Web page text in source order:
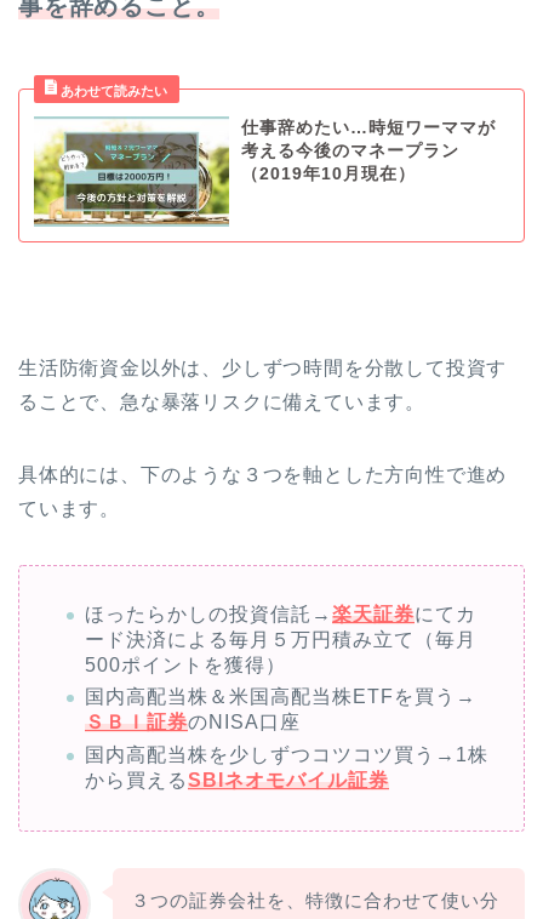
事を辞めること。
仕事辞めたい…時短ワーママが
考える今後のマネープラン
（2019年10月現在）
生活防衛資金以外は、少しずつ時間を分散して投資す
ることで、急な暴落リスクに備えています。
具体的には、下のような３つを軸とした方向性で進め
ています。
ほったらかしの投資信託→ 楽天証券にてカ
ード決済による毎月５万円積み立て（毎月
500ポイントを獲得）
国内高配当株＆米国高配当株ETFを買う→
ＳＢＩ証券のNISA口座
国内高配当株を少しずつコツコツ買う→1株
から買えるSBIネオモバイル証券
３つの証券会社を、特徴に合わせて使い分